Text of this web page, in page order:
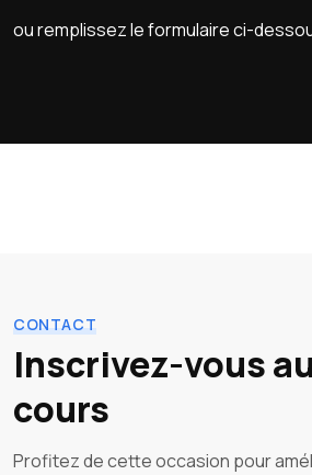
ou remplissez le formulaire ci-
CONTACT
Inscrivez-vous
cours
Profitez de cette occasion pour